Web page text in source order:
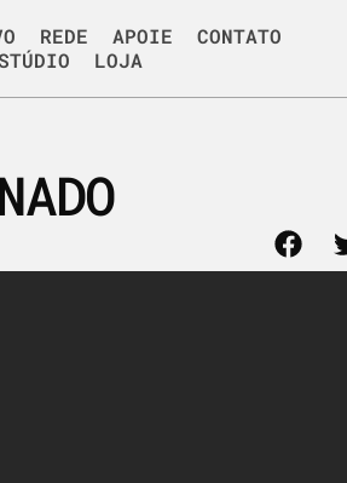
REDE APOIE
CONTATO
LOJA